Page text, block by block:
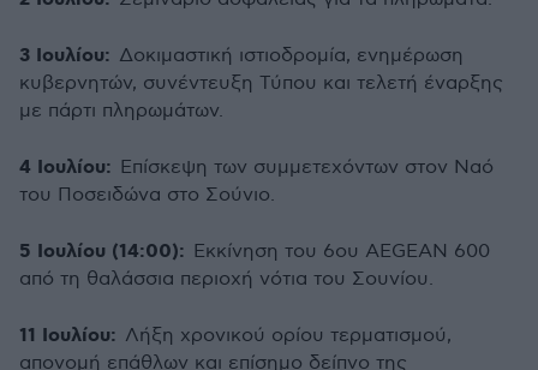
3 Ιουλίου: Δοκιμαστική ιστιοδρομία, ενημέρωση
κυβερνητών, συνέντευξη Τύπου και τελετή έναρξης
με πάρτι πληρωμάτων.
4 Ιουλίου: Επίσκεψη των συμμετεχόντων στον Ναό
του Ποσειδώνα στο Σούνιο.
5 Ιουλίου (14:00): Εκκίνηση του 6ου AEGEAN 600
από τη θαλάσσια περιοχή νότια του Σουνίου.
11 Ιουλίου: Λήξη χρονικού ορίου τερματισμού,
απονομή επάθλων και επίσημο δείπνο της